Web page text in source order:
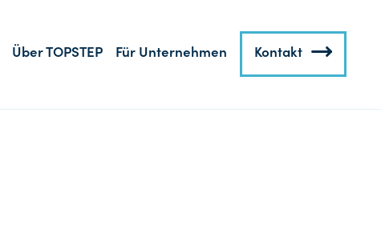
Über TOPSTEP Für Unternehmen Kontakt